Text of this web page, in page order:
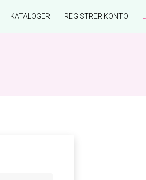
KATALOGER REGISTRER KONTO